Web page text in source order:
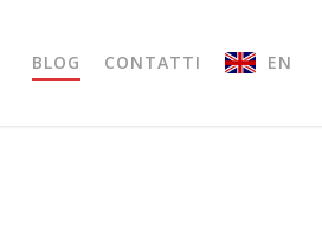
BLOG CONTATTI EN